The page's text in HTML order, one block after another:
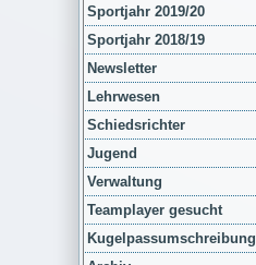
Sportjahr 2019/20
Sportjahr 2018/19
Newsletter
Lehrwesen
Schiedsrichter
Jugend
Verwaltung
Teamplayer gesucht
Kugelpassumschreibung